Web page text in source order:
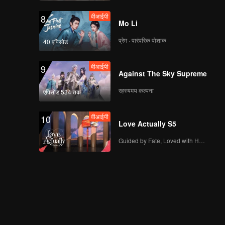
8
40 एपिसोड
वीआईपी
Mo Li
प्रेम · पारंपरिक पोशाक
9
एपिसोड 534 तक
वीआईपी
Against The Sky Supreme
रहस्यमय कल्पना
10 वीआईपी
Love Actually S5